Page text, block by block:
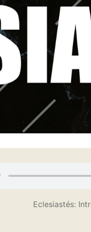
Eclesiastés: